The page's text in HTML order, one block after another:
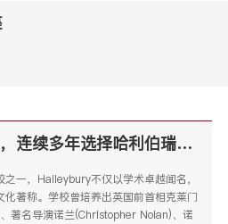
为什么全球精英家庭，连续多年选择哈利伯瑞（Haileybury）的夏天？
一，Haileybury不仅以学术卓越闻名，
著称。学校曾培养出英国前首相克莱门
著名导演诺兰(Christopher Nolan)、诺